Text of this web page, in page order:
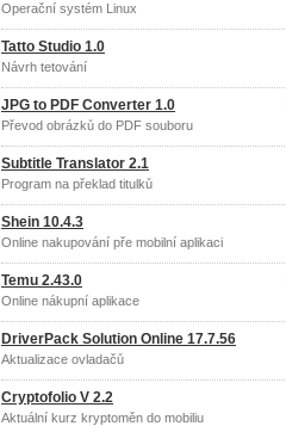
Operační systém Linux
Tatto Studio 1.0
Návrh tetování
JPG to PDF Converter 1.0
Převod obrázků do PDF souboru
Subtitle Translator 2.1
Program na překlad titulků
Shein 10.4.3
Online nakupování pře mobilní aplikaci
Temu 2.43.0
Online nákupní aplikace
DriverPack Solution Online 17.7.56
Aktualizace ovladačů
Cryptofolio V 2.2
Aktuální kurz kryptoměn do mobiliu